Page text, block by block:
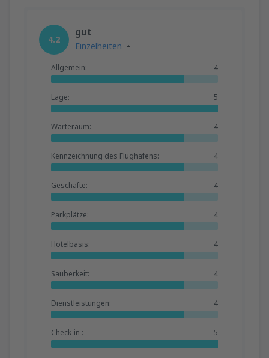
4.2
gut
Einzelheiten
Allgemein: 4
Lage: 5
Warteraum: 4
Kennzeichnung des Flughafens: 4
Geschäfte: 4
Parkplätze: 4
Hotelbasis: 4
Sauberkeit: 4
Dienstleistungen: 4
Check-in : 5